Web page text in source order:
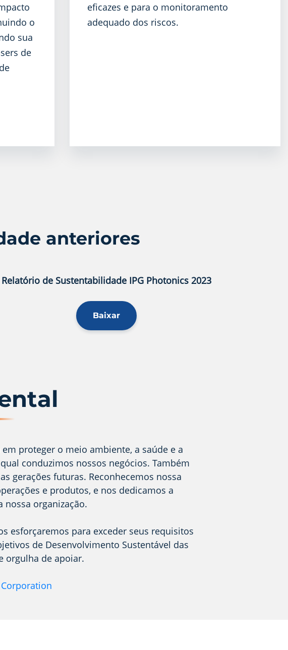
o
sua
de
eficazes e para o monitoramento
adequado dos riscos.
anteriores
Relatório de Sustentabilidade IPG Photonics 2023
Baixar
proteger o meio ambiente, a saúde e a
conduzimos nossos negócios. Também
gerações futuras. Reconhecemos nossa
e produtos, e nos dedicamos a
organização.
esforçaremos para exceder seus requisitos
de Desenvolvimento Sustentável das
orgulha de apoiar.